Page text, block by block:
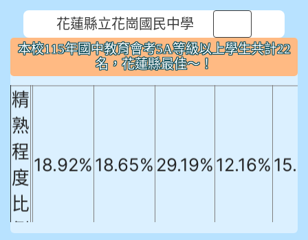
花蓮縣立花崗國民中學
本校115年國中教育會考5A等級以上學生共計22
名，花蓮縣最佳～！
本校115年國中教育會考5A等級以上
學生共計22名，花蓮縣最佳～！
英文 數學
精
熟
程
度
比
例
18.92% 18.65% 29.19% 12.16%